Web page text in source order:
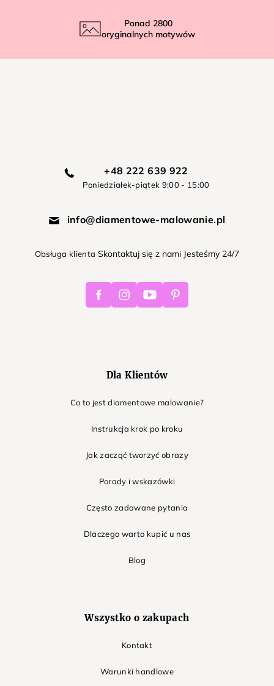
Ponad 2800
oryginalnych motywów
+48 222 639 922
Poniedziałek-piątek 9:00 - 15:00
info@diamentowe-malowanie.pl
Obsługa klienta Skontaktuj się z nami Jesteśmy 24/7
FacebookInstagramYoutube Pinterest
Dla Klientów
Co to jest diamentowe malowanie?
Instrukcja krok po kroku
Jak zacząć tworzyć obrazy
Porady i wskazówki
Często zadawane pytania
Dlaczego warto kupić u nas
Blog
Wszystko o zakupach
Kontakt
Warunki handlowe